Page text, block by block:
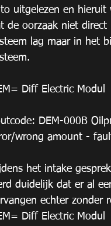
uitgelezen en hieruit
de oorzaak niet direct
lag maar in het
Diff Electric Modul
DEM-000B
wrong amount -
het intake
duidelijk dat er al
echter zonder
Diff Electric Modul